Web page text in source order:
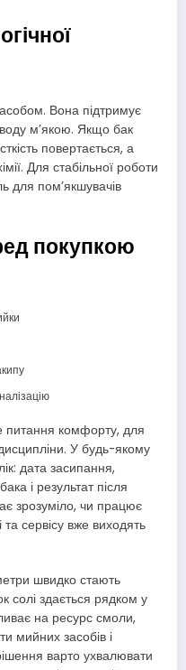
Вона підтримує
м’якою. Якщо бак
повертається, а
Для стабільної роботи
для пом’якшувачів
покупкою
питання комфорту, для
У будь-якому
дата засипання,
і результат після
зрозуміло, чи працює
сервісу вже виходять
швидко стають
солі здається рядком у
на ресурс смоли,
мийних засобів і
варто ухвалювати